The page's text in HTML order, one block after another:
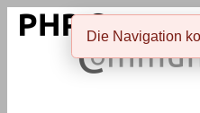
Die Navigation